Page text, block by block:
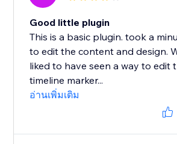
Good little plugin
This is a basic plugin. took a
to edit the content and design.
liked to have seen a way to edit
timeline marker...
อ่านเพิ่มเติม